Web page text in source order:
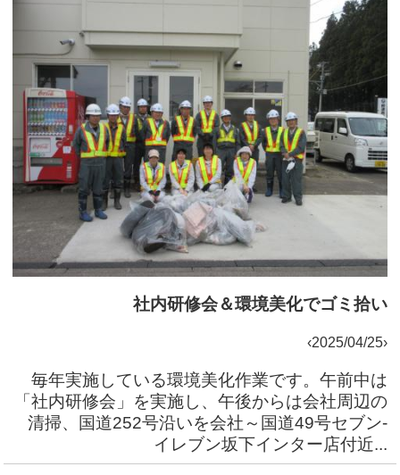
社内研修会＆環境美化でゴミ拾い
‹2025/04/25›
毎年実施している環境美化作業です。午前中は
「社内研修会」を実施し、午後からは会社周辺の
清掃、国道252号沿いを会社～国道49号セブン-
イレブン坂下インター店付近...